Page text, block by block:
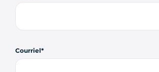
Courriel